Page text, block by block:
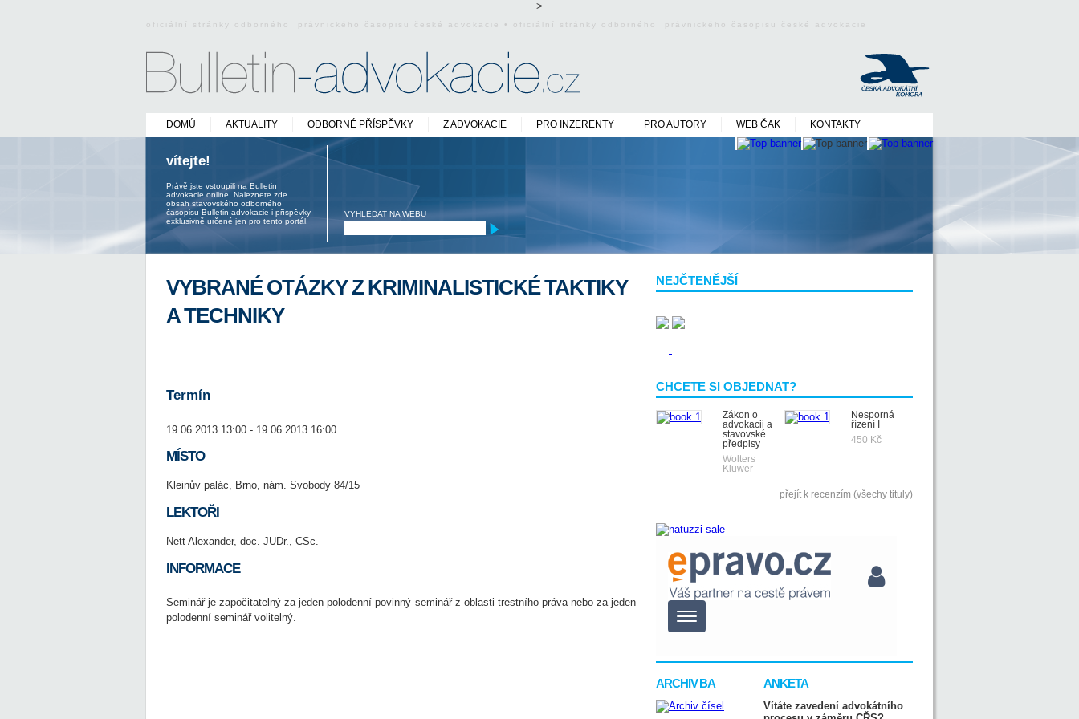
>
oficiální stránky odborného právnického časopisu české advokacie • oficiální stránky odborného právnického časopisu české advokacie
DOMŮ AKTUALITY ODBORNÉ PŘÍSPĚVKY Z ADVOKACIE PRO INZERENTY PRO AUTORY WEB ČAK KONTAKTY
vítejte!
Právě jste vstoupili na Bulletin
advokacie online. Naleznete zde
obsah stavovského odborného
časopisu Bulletin advokacie i příspěvky
exklusivně určené jen pro tento portál.
VYHLEDAT NA WEBU
NEJČTENĚJŠÍ
CHCETE SI OBJEDNAT?
Zákon o
advokacii a
stavovské
předpisy
Wolters
Kluwer
Nesporná
řízení I
450 Kč
přejít k recenzím (všechy tituly)
ARCHIV BA ANKETA
Vítáte zavedení advokátního
VYBRANÉ OTÁZKY Z KRIMINALISTICKÉ TAKTIKY
A TECHNIKY
Termín
19.06.2013 13:00 - 19.06.2013 16:00
MÍSTO
Kleinův palác, Brno, nám. Svobody 84/15
LEKTOŘI
Nett Alexander, doc. JUDr., CSc.
INFORMACE
Seminář je započitatelný za jeden polodenní povinný seminář z oblasti trestního práva nebo za jeden
polodenní seminář volitelný.